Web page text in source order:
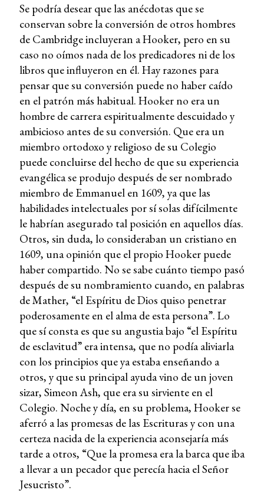
Se podría desear que las anécdotas que se
conservan sobre la conversión de otros hombres
de Cambridge incluyeran a Hooker, pero en su
caso no oímos nada de los predicadores ni de los
libros que influyeron en él. Hay razones para
pensar que su conversión puede no haber caído
en el patrón más habitual. Hooker no era un
hombre de carrera espiritualmente descuidado y
ambicioso antes de su conversión. Que era un
miembro ortodoxo y religioso de su Colegio
puede concluirse del hecho de que su experiencia
evangélica se produjo después de ser nombrado
miembro de Emmanuel en 1609, ya que las
habilidades intelectuales por sí solas difícilmente
le habrían asegurado tal posición en aquellos días.
Otros, sin duda, lo consideraban un cristiano en
1609, una opinión que el propio Hooker puede
haber compartido. No se sabe cuánto tiempo pasó
después de su nombramiento cuando, en palabras
de Mather, “el Espíritu de Dios quiso penetrar
poderosamente en el alma de esta persona”. Lo
que sí consta es que su angustia bajo “el Espíritu
de esclavitud” era intensa, que no podía aliviarla
con los principios que ya estaba enseñando a
otros, y que su principal ayuda vino de un joven
sizar, Simeon Ash, que era su sirviente en el
Colegio. Noche y día, en su problema, Hooker se
aferró a las promesas de las Escrituras y con una
certeza nacida de la experiencia aconsejaría más
tarde a otros, “Que la promesa era la barca que iba
a llevar a un pecador que perecía hacia el Señor
Jesucristo”.